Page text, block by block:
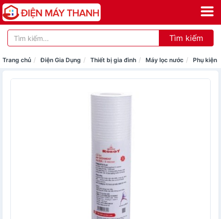
Tìm kiếm
Trang chủ Điện Gia Dụng Thiết bị gia đình Máy lọc nước Phụ kiện